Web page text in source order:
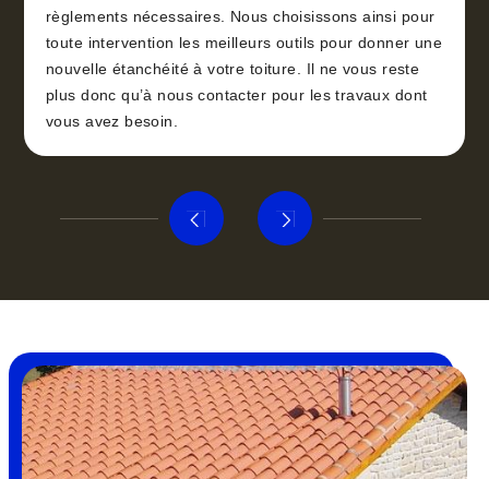
règlements nécessaires. Nous choisissons ainsi pour
toute intervention les meilleurs outils pour donner une
nouvelle étanchéité à votre toiture. Il ne vous reste
plus donc qu’à nous contacter pour les travaux dont
vous avez besoin.